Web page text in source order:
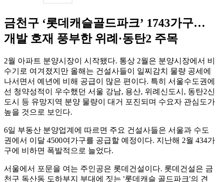
금천구 ‘롯데캐슬골드파크’ 1743가구…
개발 호재 풍부한 위례·동탄2 주목
2월 아파트 분양시장이 시작됐다. 통상 2월은 분양시장에서 비
수기로 여겨졌지만 올해는 건설사들이 일찌감치 물량 공세에
나서면서 예년에 비해 공급이 많은 편이다. 특히 서울수도권에
선 청약성적이 우수했던 서울 강남, 용산, 위례신도시, 동탄2신
도시 등 유망지역 분양 물량이 대거 포진되며 수요자 관심도가
높을 것으로 보인다.
6일 부동산 분양업계에 따르면 주요 건설사들은 서울과 수도
권에서 이달 4500여가구를 공급할 예정이다. 지난해 2월 434가
구에 비하면 폭발적으로 늘었다.
서울에서 포문을 여는 주인공은 롯데건설이다. 롯데건설은 금
천구 독산동 도하부지 부대에 짓는 '롯데캐슬 골드파크'의 견